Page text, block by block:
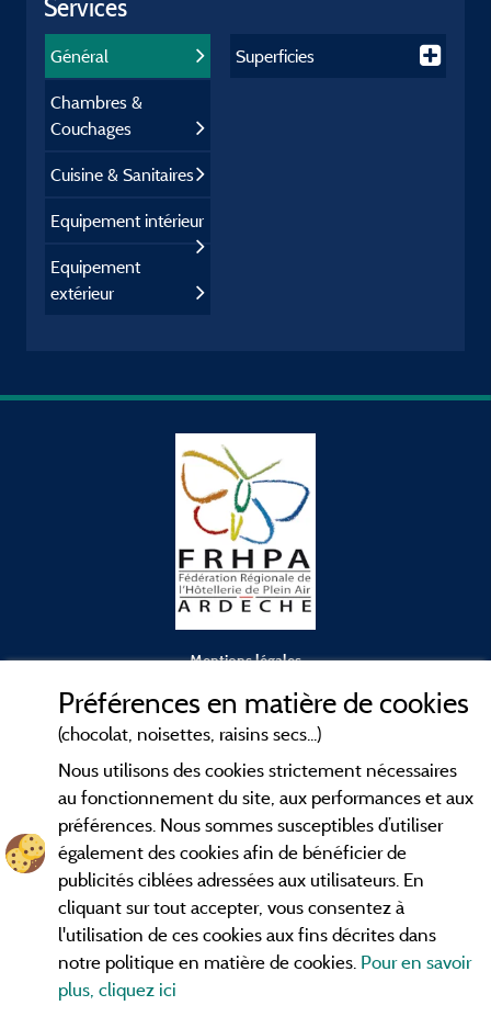
Services
Général
Chambres &
Couchages
Cuisine & Sanitaires
Equipement intérieur
Equipement
extérieur
Superficies
Mentions légales
Contact
CGV
Les meilleurscampings en Ardèche . Consultez les fiches de
nos adhérents et découvrez nos meilleures offres dans les
Gorges de l'Ardèche, le célèbrePont d'Arc, la grotte de l'Aven
d'Orgnac, Le mont Gerbier de Jonc ou le mont Mézenc...
informez vous directement ici en ligne avant de contacter le
Préférences en matière de cookies
(chocolat, noisettes, raisins secs...)
Nous utilisons des cookies strictement nécessaires
au fonctionnement du site, aux performances et aux
préférences. Nous sommes susceptibles d’utiliser
également des cookies afin de bénéficier de
publicités ciblées adressées aux utilisateurs. En
cliquant sur tout accepter, vous consentez à
l'utilisation de ces cookies aux fins décrites dans
notre politique en matière de cookies. Pour en savoir
plus, cliquez ici